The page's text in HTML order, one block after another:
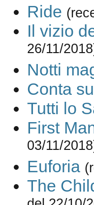
Ride
Il vizio
26/11/
Notti
Conta
Tutti lo
First
03/11/
Euforia
The